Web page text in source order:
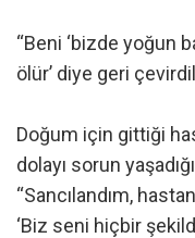
“Beni ‘bizde yoğun
ölür’ diye geri
Doğum için gittiği
dolayı sorun
“Sancılandım,
‘Biz seni hiçbir